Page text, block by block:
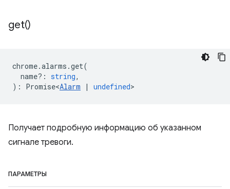
get()
chrome.alarms .get(
name? : string,
) : Promise<Alarm | undefined>
Получает подробную информацию об указанном
сигнале тревоги.
ПАРАМЕТРЫ